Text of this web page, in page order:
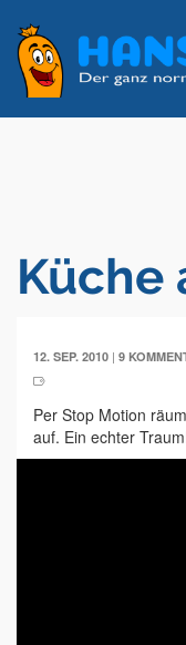
Küche
12. SEP. 2010 | 9
Per Stop Motion
auf. Ein echter